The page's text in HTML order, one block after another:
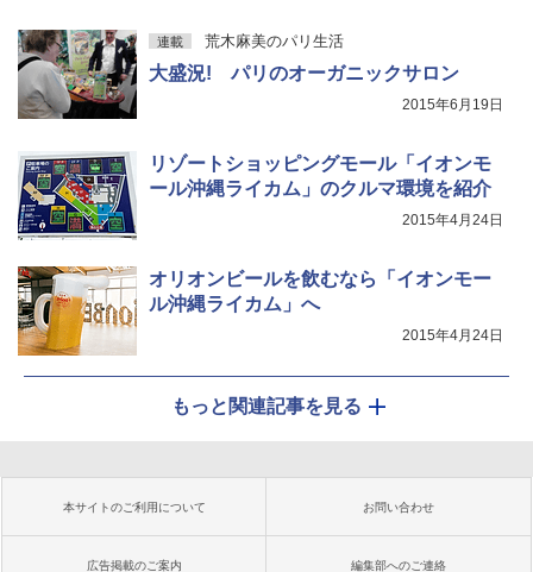
連載 荒木麻美のパリ生活
大盛況! パリのオーガニックサロン
2015年6月19日
リゾートショッピングモール「イオンモ
ール沖縄ライカム」のクルマ環境を紹介
2015年4月24日
オリオンビールを飲むなら「イオンモー
ル沖縄ライカム」へ
2015年4月24日
もっと関連記事を見る
本サイトのご利用について お問い合わせ
広告掲載のご案内 編集部へのご連絡